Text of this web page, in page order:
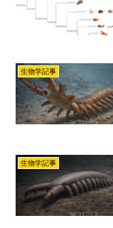
生物学記事
生物学記事